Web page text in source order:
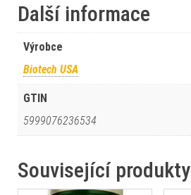
Další informace
Výrobce
Biotech USA
GTIN
5999076236534
Související produkty